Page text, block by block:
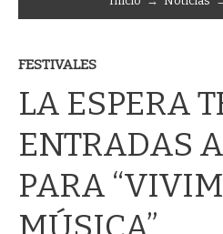
LA ESPERA
ENTRADAS
PARA
MÚSICA”